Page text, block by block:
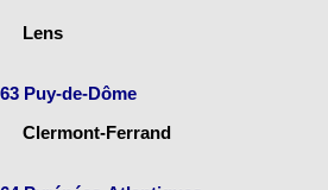
Lens
63 Puy-de-Dôme
Clermont-Ferrand